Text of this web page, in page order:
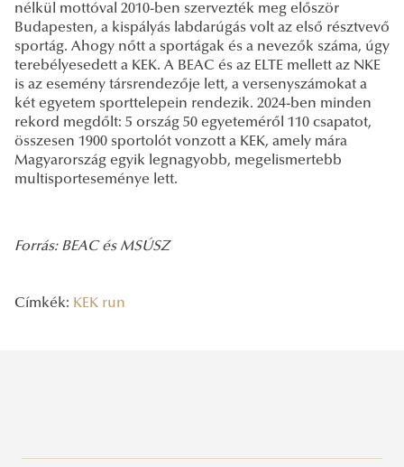
nélkül mottóval 2010-ben szervezték meg először
Budapesten, a kispályás labdarúgás volt az első résztvevő
sportág. Ahogy nőtt a sportágak és a nevezők száma, úgy
terebélyesedett a KEK. A BEAC és az ELTE mellett az NKE
is az esemény társrendezője lett, a versenyszámokat a
két egyetem sporttelepein rendezik. 2024-ben minden
rekord megdőlt: 5 ország 50 egyeteméről 110 csapatot,
összesen 1900 sportolót vonzott a KEK, amely mára
Magyarország egyik legnagyobb, megelismertebb
multisporteseménye lett.
Forrás: BEAC és MSÚSZ
Címkék: KEK run